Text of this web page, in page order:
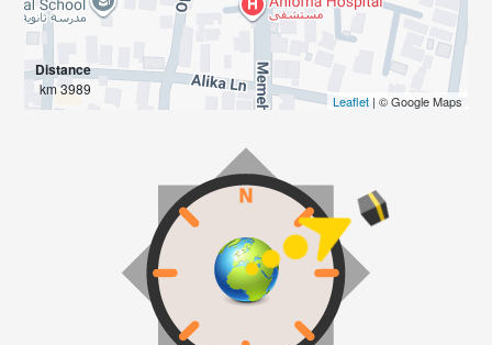
Distance
3989 km
Leaflet| © Google Maps